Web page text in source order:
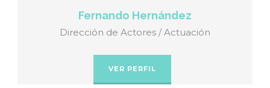
Fernando Hernández
Dirección de Actores / Actuación
VER PERFIL